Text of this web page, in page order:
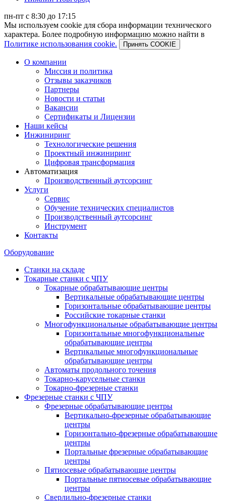
пн-пт с 8:30 до 17:15
Мы используем cookie для сбора информации технического
характера. Более подробную информацию можно найти в
Политике использования cookie.
Принять COOKIE
О компании
Миссия и политика
Отзывы заказчиков
Партнеры
Новости и статьи
Вакансии
Сертификаты и Лицензии
Наши кейсы
Инжиниринг
Технологические решения
Проектный инжиниринг
Цифровая трансформация
Автоматизация
Производственный аутсорсинг
Услуги
Сервис
Обучение технических специалистов
Производственный аутсорсинг
Инструмент
Контакты
Оборудование
Станки на складе
Токарные станки с ЧПУ
Токарные обрабатывающие центры
Вертикальные обрабатывающие центры
Горизонтальные обрабатывающие центры
Российские токарные станки
Многофункциональные обрабатывающие центры
Горизонтальные многофункциональные
обрабатывающие центры
Вертикальные многофункциональные
обрабатывающие центры
Автоматы продольного точения
Токарно-карусельные станки
Токарно-фрезерные станки
Фрезерные станки с ЧПУ
Фрезерные обрабатывающие центры
Вертикально-фрезерные обрабатывающие
центры
Горизонтально-фрезерные обрабатывающие
центры
Портальные фрезерные обрабатывающие
центры
Пятиосевые обрабатывающие центры
Портальные пятиосевые обрабатывающие
центры
Сверлильно-фрезерные станки